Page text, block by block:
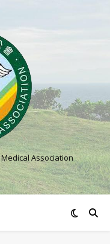
Association